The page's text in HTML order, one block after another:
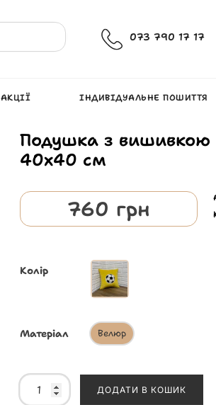
073 790 17 17
АКЦІЇ ІНДИВІДУАЛЬНЕ ПОШИТТЯ
Подушка з вишивкою
40х40 см
760 грн
Колір
Матеріал Велюр
ДОДАТИ В КОШИК